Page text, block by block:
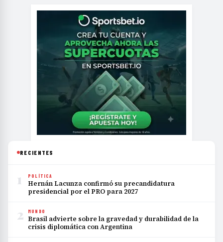
RECIENTES
1 POLÍTICA
Hernán Lacunza confirmó su precandidatura
presidencial por el PRO para 2027
2 MUNDO
Brasil advierte sobre la gravedad y durabilidad de la
crisis diplomática con Argentina